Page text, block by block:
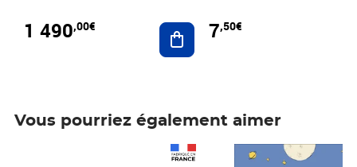
1 490,00€ Ajouter au panier
7,50€
Vous pourriez également aimer
Prix 7,50€